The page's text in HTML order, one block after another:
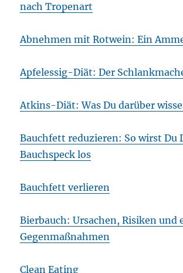
nach Tropenart
Abnehmen mit Rotwein: Ein
Apfelessig-Diät: Der
Atkins-Diät: Was Du darüber
Bauchfett reduzieren: So wirst Du
Bauchspeck los
Bauchfett verlieren
Bierbauch: Ursachen, Risiken und
Gegenmaßnahmen
Clean Eating